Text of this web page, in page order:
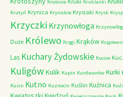
Krośnice Kruklanki
Krutyń Krynica Krynickie Krysiaki Krysk
Krzyczki Krzynowłoga
Duże Królewo Krągi Krąków
Las Kuchary Żydowskie Kucice
KuligówKulik Kupin Kurdwanów Kurki
Kusin Kutno Kuznocin Kuślin Kuźnica